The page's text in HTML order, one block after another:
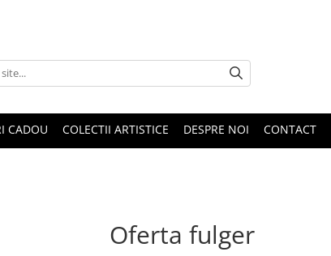
CADOU COLECTII ARTISTICE DESPRE NOI CONTACT
Oferta fulger